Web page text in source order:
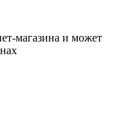
магазина и может